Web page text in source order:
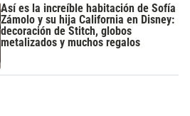
Así es la increíble habitación de Sofía
Zámolo y su hija California en Disney:
decoración de Stitch, globos
metalizados y muchos regalos